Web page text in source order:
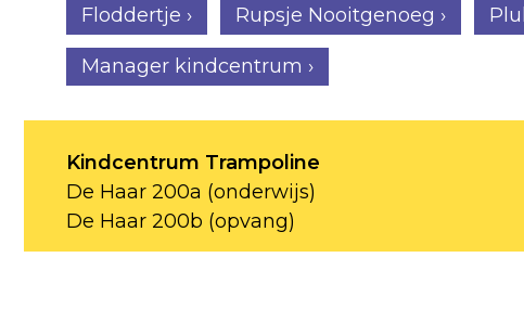
Floddertje › Rupsje Nooitgenoeg ›
Manager kindcentrum ›
Kindcentrum Trampoline
De Haar 200a (onderwijs)
De Haar 200b (opvang)